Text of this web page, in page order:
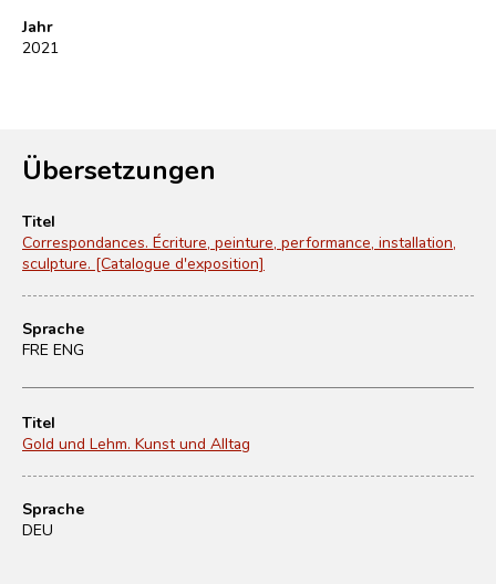
Jahr
2021
Übersetzungen
Titel
Correspondances. Écriture, peinture, performance, installation,
sculpture. [Catalogue d'exposition]
Sprache
FRE ENG
Titel
Gold und Lehm. Kunst und Alltag
Sprache
DEU